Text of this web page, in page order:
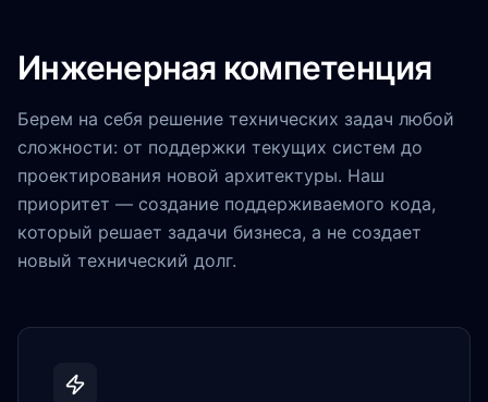
Инженерная компетенция
Берем на себя решение технических задач любой
сложности: от поддержки текущих систем до
проектирования новой архитектуры. Наш
приоритет — создание поддерживаемого кода,
который решает задачи бизнеса, а не создает
новый технический долг.